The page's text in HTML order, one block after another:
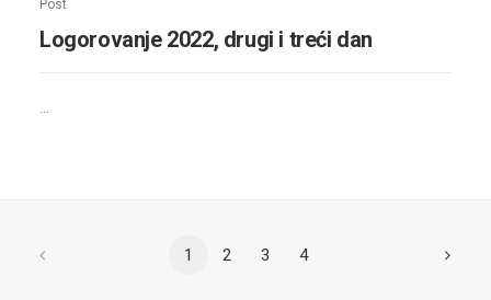
Post
Logorovanje 2022, drugi i treći dan
…
1 2 3 4